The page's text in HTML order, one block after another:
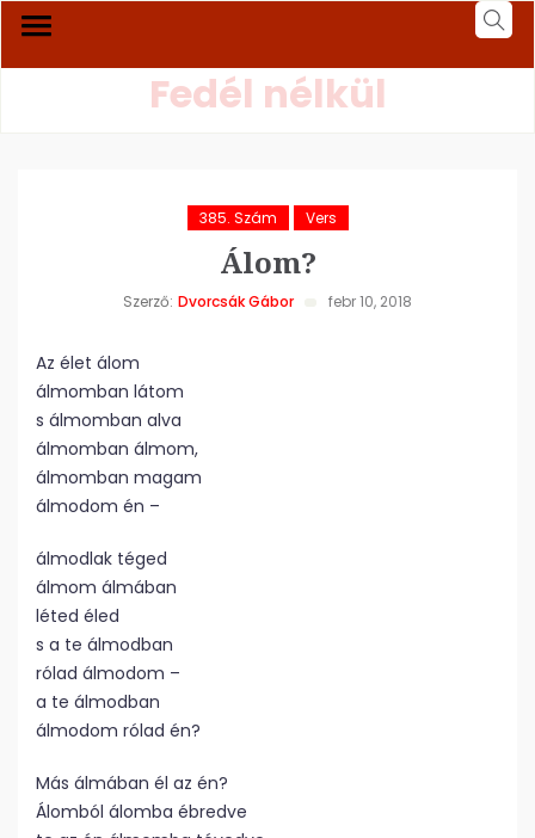
Fedél nélkül
385. Szám Vers
Álom?
Szerző: Dvorcsák Gábor febr 10, 2018
Az élet álom
álmomban látom
s álmomban alva
álmomban álmom,
álmomban magam
álmodom én –
álmodlak téged
álmom álmában
léted éled
s a te álmodban
rólad álmodom –
a te álmodban
álmodom rólad én?
Más álmában él az én?
Álomból álomba ébredve